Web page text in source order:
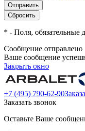
* - Поля, обязательные
Сообщение отправлено
Ваше сообщение
Закрыть окно
+7 (495) 790-62-90
Заказать звонок
Оставьте Ваше